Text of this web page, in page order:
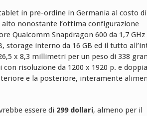
in pre-ordine in Germania al costo di
nonostante l’ottima configurazione
Qualcomm Snapdragon 600 da 1,7 GHz
storage interno da 16 GB ed il tutto
x 8,3 millimetri per un peso di 338
risoluzione da 1200 x 1920 p. e doppia
e la posteriore, interamente
essere di 299 dollari, almeno per il